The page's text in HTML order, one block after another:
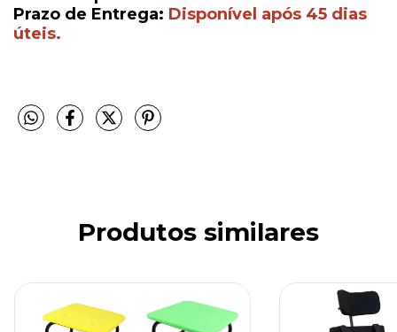
Prazo de Entrega: Disponível após 45 dias
úteis.
Produtos similares